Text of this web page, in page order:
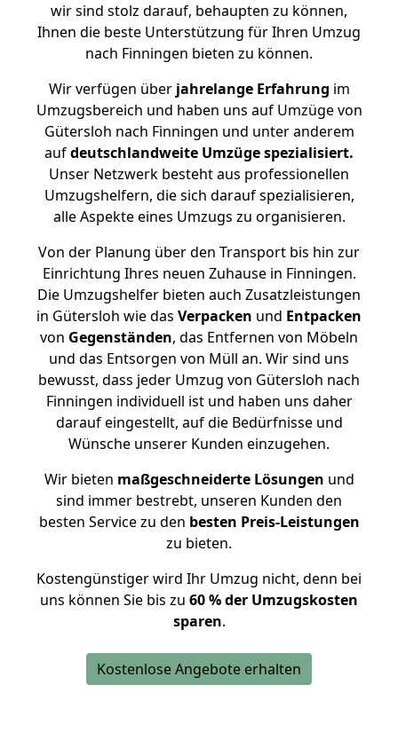
wir sind stolz darauf, behaupten zu können,
Ihnen die beste Unterstützung für Ihren Umzug
nach Finningen bieten zu können.
Wir verfügen überjahrelange Erfahrung im
Umzugsbereich und haben uns auf Umzüge von
Gütersloh nach Finningen und unter anderem
aufdeutschlandweite Umzüge spezialisiert.
Unser Netzwerk besteht aus professionellen
Umzugshelfern, die sich darauf spezialisieren,
alle Aspekte eines Umzugs zu organisieren.
Von der Planung über den Transport bis hin zur
Einrichtung Ihres neuen Zuhause in Finningen.
Die Umzugshelfer bieten auch Zusatzleistungen
in Gütersloh wie das Verpacken und Entpacken
von Gegenständen, das Entfernen von Möbeln
und das Entsorgen von Müll an. Wir sind uns
bewusst, dass jeder Umzug von Gütersloh nach
Finningen individuell ist und haben uns daher
darauf eingestellt, auf die Bedürfnisse und
Wünsche unserer Kunden einzugehen.
Wir bieten maßgeschneiderte Lösungen und
sind immer bestrebt, unseren Kunden den
besten Service zu den besten Preis-Leistungen
zu bieten.
Kostengünstiger wird Ihr Umzug nicht, denn bei
uns können Sie bis zu 60 % der Umzugskosten
sparen.
Kostenlose Angebote erhalten